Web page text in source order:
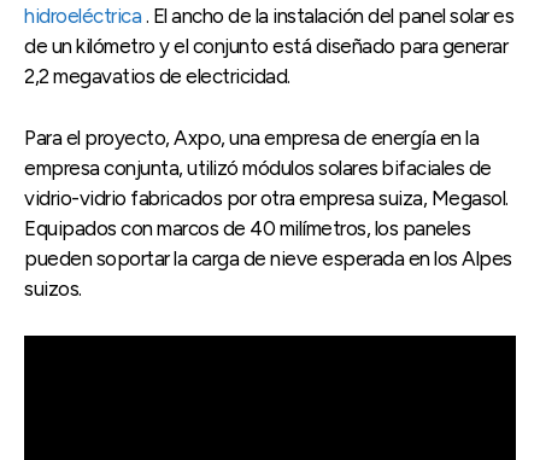
hidroeléctrica . El ancho de la instalación del panel solar es
de un kilómetro y el conjunto está diseñado para generar
2,2 megavatios de electricidad.
Para el proyecto, Axpo, una empresa de energía en la
empresa conjunta, utilizó módulos solares bifaciales de
vidrio-vidrio fabricados por otra empresa suiza, Megasol.
Equipados con marcos de 40 milímetros, los paneles
pueden soportar la carga de nieve esperada en los Alpes
suizos.